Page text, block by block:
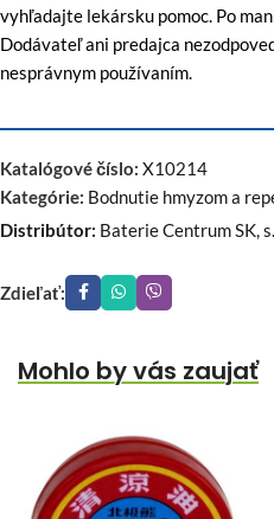
vyhľadajte lekársku pomoc. Po
Dodávateľ ani predajca
nesprávnym používaním.
Katalógové číslo: X10214
Kategórie: Bodnutie hmyzom a
Distribútor: Baterie Centrum SK,
Zdieľať:
Mohlo by vás zaujať